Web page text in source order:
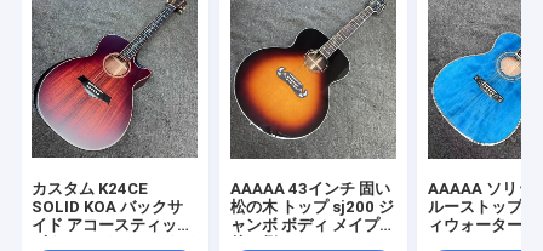
カスタム K24CE
SOLID KOA バックサ
イド アコースティック
AAAAA 43インチ 固い
松の木 トップ sj200 ジ
ャンボ ボディ メイプル
AAAAA ソリッ
ルーストップ
ィウォーターリ